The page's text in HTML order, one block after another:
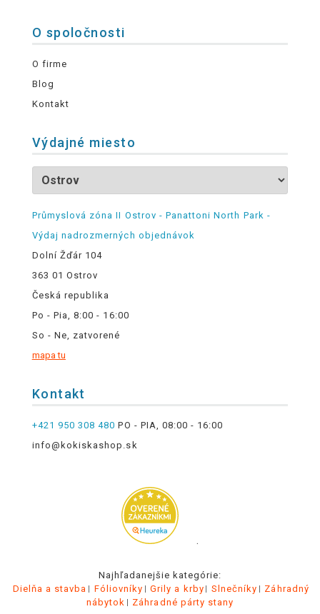
O spoločnosti
O firme
Blog
Kontakt
Výdajné miesto
Průmyslová zóna II Ostrov - Panattoni North Park -
Výdaj nadrozmerných objednávok
Dolní Žďár 104
363 01 Ostrov
Česká republika
Po - Pia, 8:00 - 16:00
So - Ne, zatvorené
mapa tu
Kontakt
+421 950 308 480 PO - PIA, 08:00 - 16:00
info@kokiskashop.sk
.
Najhľadanejšie kategórie:
Dielňa a stavba
Fóliovníky Grily a krby Slnečníky
Záhradný
nábytok
Záhradné párty stany